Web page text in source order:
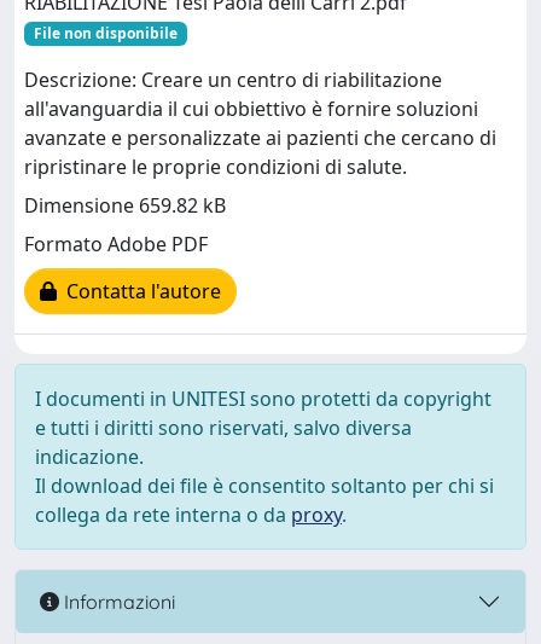
File non disponibile
Descrizione: Creare un centro di riabilitazione
all'avanguardia il cui obbiettivo è fornire soluzioni
avanzate e personalizzate ai pazienti che cercano di
ripristinare le proprie condizioni di salute.
Dimensione 659.82 kB
Formato Adobe PDF
Contatta l'autore
I documenti in UNITESI sono protetti da copyright
e tutti i diritti sono riservati, salvo diversa
indicazione.
Il download dei file è consentito soltanto per chi si
collega da rete interna o da proxy.
Informazioni